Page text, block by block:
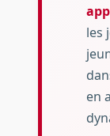
les
en